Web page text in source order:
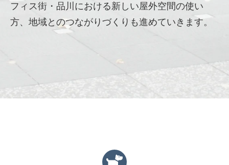
フィス街・品川における新しい屋外空間の使い
方、地域とのつながりづくりも進めていきます。